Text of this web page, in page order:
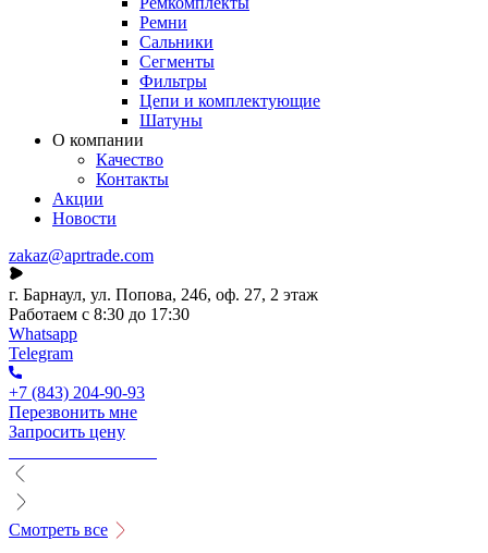
Ремни
Сальники
Сегменты
Фильтры
Цепи и комплектующие
Шатуны
О компании
Качество
Контакты
Акции
Новости
zakaz@aprtrade.com
г. Барнаул, ул. Попова, 246, оф. 27, 2 этаж
Работаем с 8:30 до 17:30
Whatsapp
Telegram
+7 (843) 204-90-93
Перезвонить мне
Запросить цену
Смотреть все